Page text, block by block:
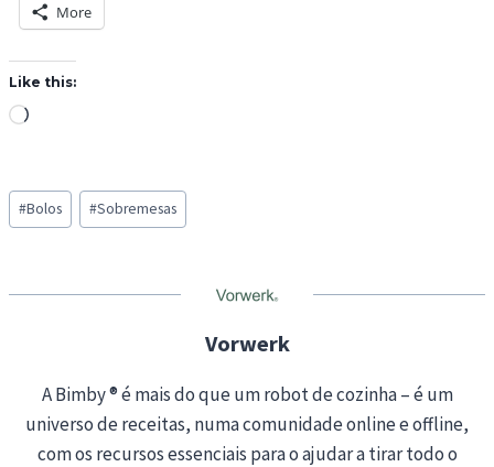
More
Like this:
L
d
i
g
Post
Tags:
#Bolos #Sobremesas
Vorwerk
A Bimby ® é mais do que um robot de cozinha – é um
universo de receitas, numa comunidade online e offline,
com os recursos essenciais para o ajudar a tirar todo o